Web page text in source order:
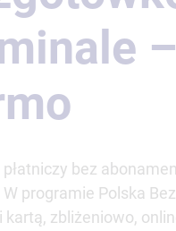
bez
W programie Polska
kartą, zbliżeniowo,